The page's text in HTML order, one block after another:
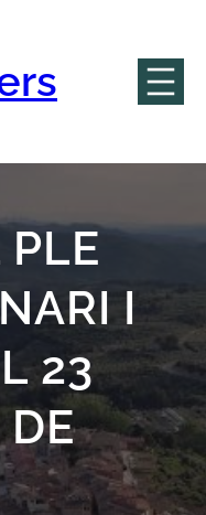
PLE
I
23
DE